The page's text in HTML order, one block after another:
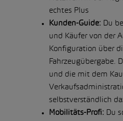
echtes Plus
Kunden-Guide: Du
und Käufer von der
Konfiguration über
Fahrzeugübergabe.
und die mit dem
selbstverständlich
Mobilitäts-Profi:
Du